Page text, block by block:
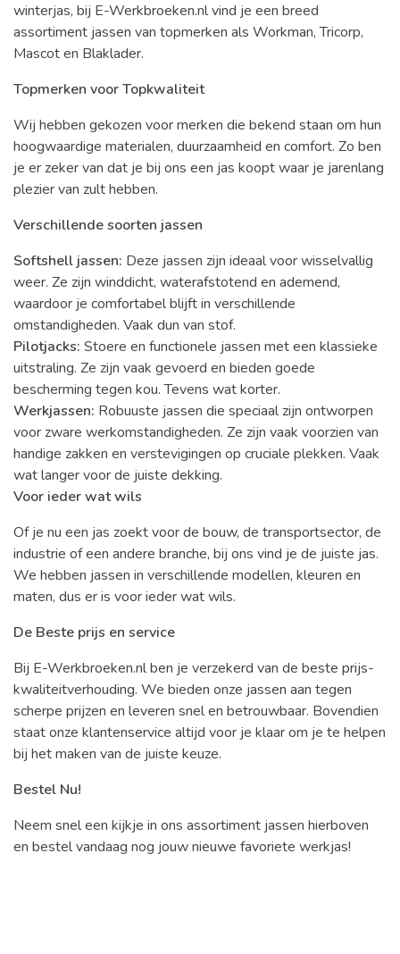
winterjas, bij E-Werkbroeken.nl vind je een breed
assortiment jassen van topmerken als Workman, Tricorp,
Mascot en Blaklader.
Topmerken voor Topkwaliteit
Wij hebben gekozen voor merken die bekend staan om hun
hoogwaardige materialen, duurzaamheid en comfort. Zo ben
je er zeker van dat je bij ons een jas koopt waar je jarenlang
plezier van zult hebben.
Verschillende soorten jassen
Softshell jassen: Deze jassen zijn ideaal voor wisselvallig
weer. Ze zijn winddicht, waterafstotend en ademend,
waardoor je comfortabel blijft in verschillende
omstandigheden. Vaak dun van stof.
Pilotjacks: Stoere en functionele jassen met een klassieke
uitstraling. Ze zijn vaak gevoerd en bieden goede
bescherming tegen kou. Tevens wat korter.
Werkjassen: Robuuste jassen die speciaal zijn ontworpen
voor zware werkomstandigheden. Ze zijn vaak voorzien van
handige zakken en verstevigingen op cruciale plekken. Vaak
wat langer voor de juiste dekking.
Voor ieder wat wils
Of je nu een jas zoekt voor de bouw, de transportsector, de
industrie of een andere branche, bij ons vind je de juiste jas.
We hebben jassen in verschillende modellen, kleuren en
maten, dus er is voor ieder wat wils.
De Beste prijs en service
Bij E-Werkbroeken.nl ben je verzekerd van de beste prijs-
kwaliteitverhouding. We bieden onze jassen aan tegen
scherpe prijzen en leveren snel en betrouwbaar. Bovendien
staat onze klantenservice altijd voor je klaar om je te helpen
bij het maken van de juiste keuze.
Bestel Nu!
Neem snel een kijkje in ons assortiment jassen hierboven
en bestel vandaag nog jouw nieuwe favoriete werkjas!